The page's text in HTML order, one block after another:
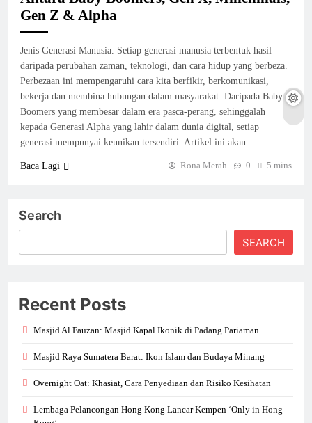
Gen Z & Alpha
Jenis Generasi Manusia. Setiap generasi manusia terbentuk hasil
daripada perubahan zaman, teknologi, dan cara hidup yang berbeza.
Perbezaan ini mempengaruhi cara kita berfikir, berkomunikasi,
bekerja dan membina hubungan dalam masyarakat. Daripada Baby
Boomers yang membesar dalam era pasca-perang, sehinggalah
kepada Generasi Alpha yang lahir dalam dunia digital, setiap
generasi mempunyai keunikan tersendiri. Artikel ini akan…
Baca Lagi Rona Merah 0 5 mins
Search
SEARCH
Recent Posts
Masjid Al Fauzan: Masjid Kapal Ikonik di Padang Pariaman
Masjid Raya Sumatera Barat: Ikon Islam dan Budaya Minang
Overnight Oat: Khasiat, Cara Penyediaan dan Risiko Kesihatan
Lembaga Pelancongan Hong Kong Lancar Kempen ‘Only in Hong